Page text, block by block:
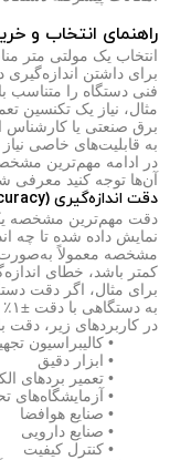
راهنمای انتخاب و
انتخاب یک مولتی متر
برای داشتن
فنی دستگاه را متناسب
مثال، نیاز یک تکنسین
برق صنعتی یا کارشناس
به قابلیت‌های خاصی نیاز
در ادامه مهم‌ترین
آن‌ها توجه کنید معرفی
دقت اندازه‌گیری (Accuracy)
دقت مهم‌ترین مشخصه
نمایش داده شده تا چه
مشخصه معمولاً
کمتر باشد، خطای
به دستگاهی با دقت ±۱٪ بسیار دقیق‌تر خواهد بود.
در کاربردهای زیر، دقت
• کالیبراسیون
• ابزار دقیق
• تعمیر بردهای
• آزمایشگاه‌های
• صنایع هوافضا
• صنایع دارویی
• کنترل کیفیت